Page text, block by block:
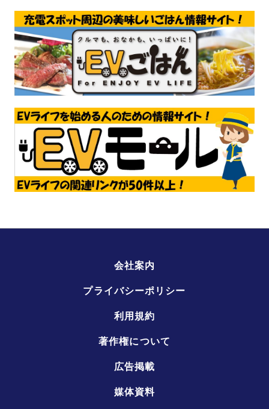
会社案内
プライバシーポリシー
利用規約
著作権について
広告掲載
媒体資料